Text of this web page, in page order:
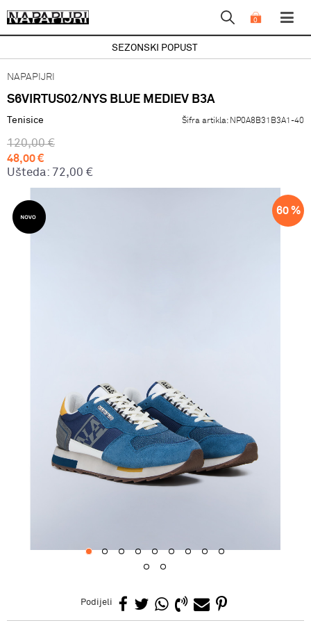
0
SEZONSKI POPUST
NAPAPIJRI
S6VIRTUS02/NYS BLUE MEDIEV B3A
Tenisice Šifra artikla: NP0A8B31B3A1-40
120,00 €
48,00€
Ušteda: 72,00 €
1 2 3 4 5 6 7 8
9
10
60 %
Podijeli